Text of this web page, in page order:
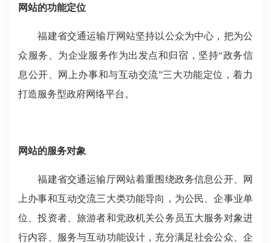
网站的功能定位
福建省交通运输厅网站坚持以公众为中心，把为公
众服务、为企业服务作为出发点和归宿，坚持“政务信
息公开、网上办事和与互动交流”三大功能定位，着力
打造服务型政府网络平台。
网站的服务对象
福建省交通运输厅网站着重围绕政务信息公开、网
上办事和互动交流三大类功能导向，为公民、企事业单
位、投资者、旅游者和党政机关公务员五大服务对象进
行内容、服务与互动功能设计，充分满足社会公众、企